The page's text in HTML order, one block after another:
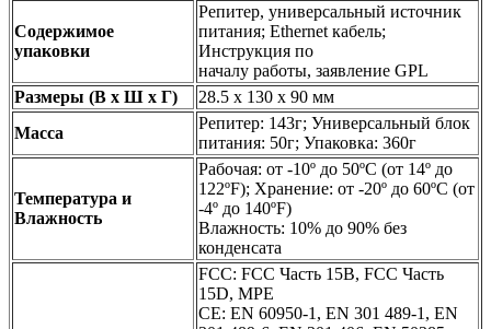
Содержимое
упаковки
Репитер, универсальный источник
питания; Ethernet кабель;
Инструкция по
началу работы, заявление GPL
Размеры (В x Ш x Г)
28.5 x 130 x 90 мм
Масса
Репитер: 143г; Универсальный блок
питания: 50г; Упаковка: 360г
Температура и
Влажность
Рабочая: от -10º до 50ºC (от 14º до
122ºF); Хранение: от -20º до 60ºC (от
-4º до 140ºF)
Влажность: 10% до 90% без
конденсата
FCC: FCC Часть 15B, FCC Часть
15D, MPE
CE: EN 60950-1, EN 301 489-1, EN